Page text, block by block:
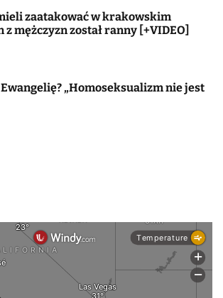
zaatakować w krakowskim
mężczyzn został ranny [+VIDEO]
„Homoseksualizm nie jest